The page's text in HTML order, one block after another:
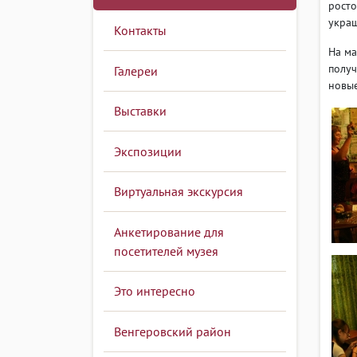
Контакты
Галереи
Выставки
Экспозиции
Виртуальная экскурсия
Анкетирование для
посетителей музея
Это интересно
Венгеровский район
На